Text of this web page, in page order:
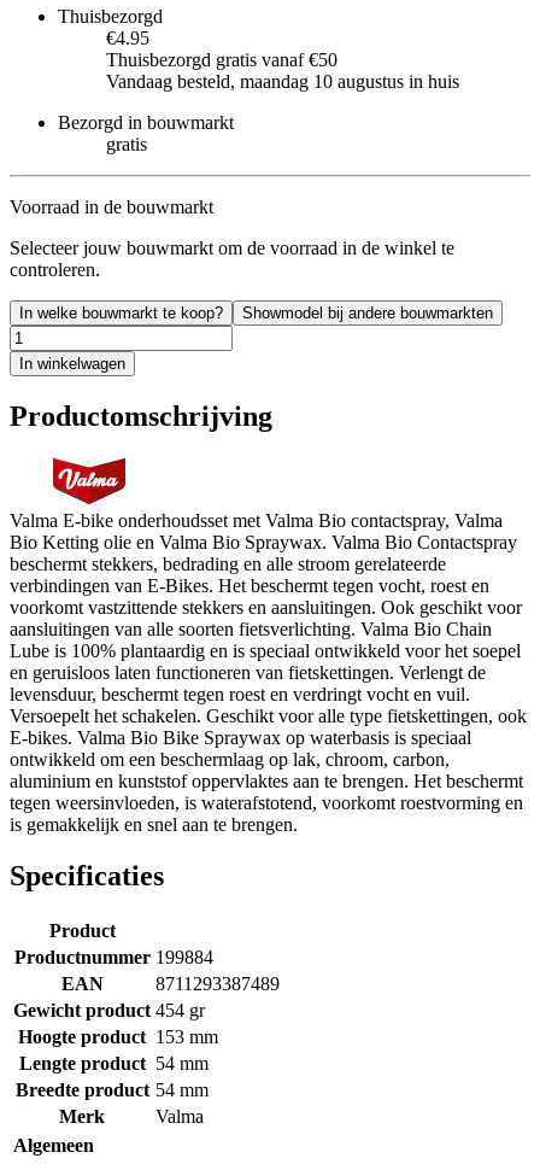
Thuisbezorgd
€4.95
Thuisbezorgd gratis vanaf €50
Vandaag besteld, maandag 10 augustus in huis
Bezorgd in bouwmarkt
gratis
Voorraad in de bouwmarkt
Selecteer jouw bouwmarkt om de voorraad in de winkel te
controleren.
In welke bouwmarkt te koop? Showmodel bij andere bouwmarkten
In winkelwagen
Productomschrijving
Valma E-bike onderhoudsset met Valma Bio contactspray, Valma
Bio Ketting olie en Valma Bio Spraywax. Valma Bio Contactspray
beschermt stekkers, bedrading en alle stroom gerelateerde
verbindingen van E-Bikes. Het beschermt tegen vocht, roest en
voorkomt vastzittende stekkers en aansluitingen. Ook geschikt voor
aansluitingen van alle soorten fietsverlichting. Valma Bio Chain
Lube is 100% plantaardig en is speciaal ontwikkeld voor het soepel
en geruisloos laten functioneren van fietskettingen. Verlengt de
levensduur, beschermt tegen roest en verdringt vocht en vuil.
Versoepelt het schakelen. Geschikt voor alle type fietskettingen, ook
E-bikes. Valma Bio Bike Spraywax op waterbasis is speciaal
ontwikkeld om een beschermlaag op lak, chroom, carbon,
aluminium en kunststof oppervlaktes aan te brengen. Het beschermt
tegen weersinvloeden, is waterafstotend, voorkomt roestvorming en
is gemakkelijk en snel aan te brengen.
Specificaties
Product
Productnummer 199884
EAN
8711293387489
Gewicht product 454 gr
Hoogte product 153 mm
Lengte product 54 mm
Breedte product 54 mm
Merk
Valma
Algemeen